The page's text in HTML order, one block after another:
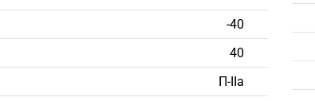
-40
40
П-IIа